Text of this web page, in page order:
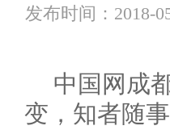
发布时间：2018-
中国网成
变，知者随